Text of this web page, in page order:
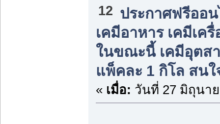
12 ประกาศฟรีออ
เคมีอาหาร เคมีเค
ในขณะนี้ เคมีอุตส
แพ็คละ 1 กิโล สน
« เมื่อ: วันที่ 27 มิถุนาย